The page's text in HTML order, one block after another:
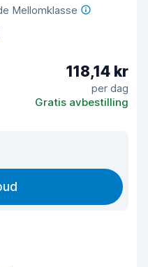
Mellomklasse
118,14 kr
per dag
Gratis avbestilling